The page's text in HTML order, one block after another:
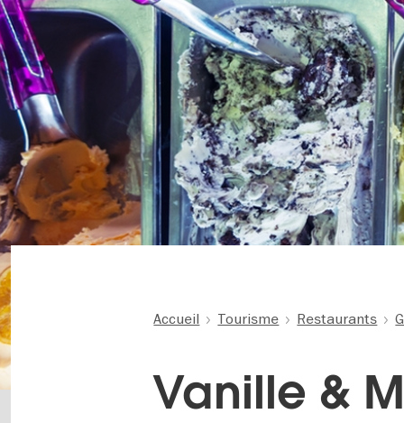
Accueil Tourisme Restaurants
Vanille &